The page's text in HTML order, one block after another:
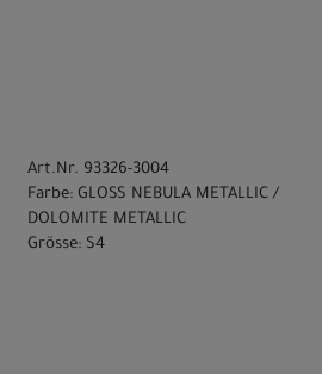
Art.Nr. 93326-3004
Farbe: GLOSS NEBULA METALLIC /
DOLOMITE METALLIC
Grösse: S4